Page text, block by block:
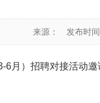
来源： 发布时
6月）招聘对接活动邀